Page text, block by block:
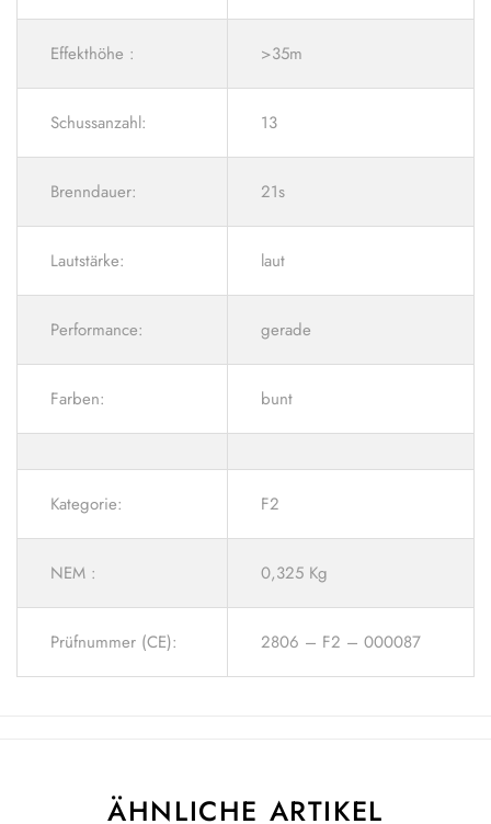
Effekthöhe : >35m
Schussanzahl: 13
Brenndauer: 21s
Lautstärke: laut
Performance: gerade
Farben: bunt
Kategorie: F2
NEM : 0,325 Kg
Prüfnummer (CE): 2806 – F2 – 000087
ÄHNLICHE ARTIKEL